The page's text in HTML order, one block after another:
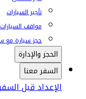
تأجير السيارات
مواقف
حجز سيارة مع
الحجز والإدارة
السفر معنا
الإعداد قبل